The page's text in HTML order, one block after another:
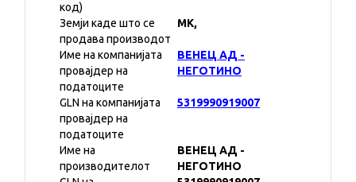
код)
Земји каде што се
продава производот
MK,
Име на компанијата
провајдер на
податоците
ВЕНЕЦ АД -
НЕГОТИНО
GLN на компанијата
провајдер на
податоците
5319990919007
Име на
производителот
ВЕНЕЦ АД -
НЕГОТИНО